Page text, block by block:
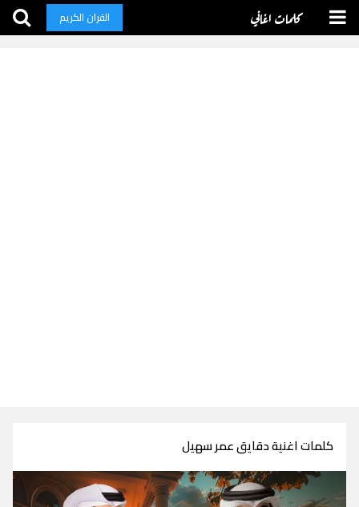
كلمات اغاني القران الكريم
كلمات اغنية دقايق عمر سهيل